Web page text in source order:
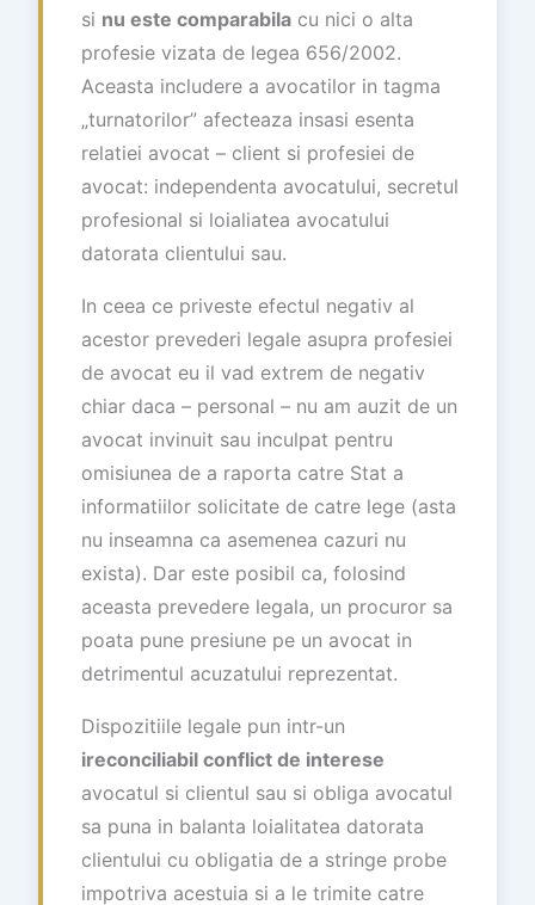
si nu este comparabila cu nici o alta
profesie vizata de legea 656/2002.
Aceasta includere a avocatilor in tagma
„turnatorilor” afecteaza insasi esenta
relatiei avocat – client si profesiei de
avocat: independenta avocatului, secretul
profesional si loialiatea avocatului
datorata clientului sau.
In ceea ce priveste efectul negativ al
acestor prevederi legale asupra profesiei
de avocat eu il vad extrem de negativ
chiar daca – personal – nu am auzit de un
avocat invinuit sau inculpat pentru
omisiunea de a raporta catre Stat a
informatiilor solicitate de catre lege (asta
nu inseamna ca asemenea cazuri nu
exista). Dar este posibil ca, folosind
aceasta prevedere legala, un procuror sa
poata pune presiune pe un avocat in
detrimentul acuzatului reprezentat.
Dispozitiile legale pun intr-un
ireconciliabil conflict de interese
avocatul si clientul sau si obliga avocatul
sa puna in balanta loialitatea datorata
clientului cu obligatia de a stringe probe
impotriva acestuia si a le trimite catre